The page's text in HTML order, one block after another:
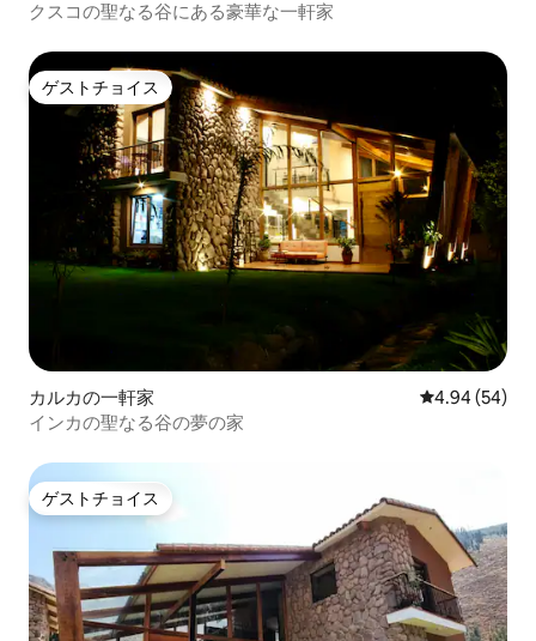
クスコの聖なる谷にある豪華な一軒家
ゲストチョイス
ゲストチョイス
カルカの一軒家 レビュー54
4.94 (54)
インカの聖なる谷の夢の家
ゲストチョイス
ゲストチョイス